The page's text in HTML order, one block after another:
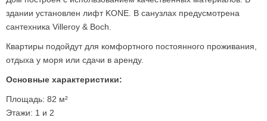
здании установлен лифт KONE. В санузлах предусмотрена
сантехника Villeroy & Boch.
Квартиры подойдут для комфортного постоянного проживания,
отдыха у моря или сдачи в аренду.
Основные характеристики:
Площадь: 82 м²
Этажи: 1 и 2